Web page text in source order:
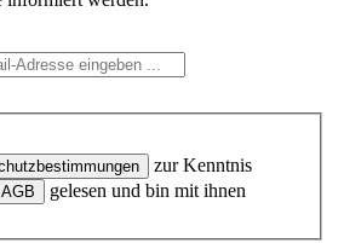
zur Kenntnis
AGB
gelesen und bin mit ihnen